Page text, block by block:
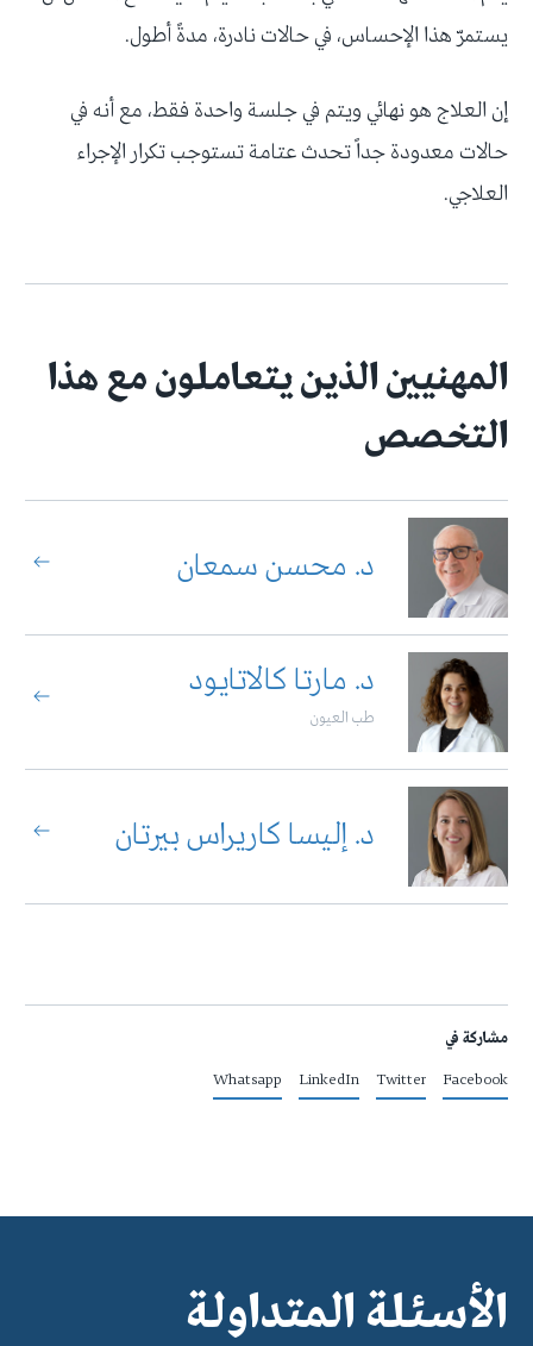
يستمرّ هذا الإحساس، في حالات نادرة، مدةً أطول.
إن العلاج هو نهائي ويتم في جلسة واحدة فقط، مع أنه في
حالات معدودة جداً تحدث عتامة تستوجب تكرار الإجراء
العلاجي.
المهنيين الذين يتعاملون مع هذا
التخصص
د. محسن سمعان
د. مارتا كالاتايود
طب العيون
د. إليسا كاريراس بيرتان
مشاركة في
Facebook
Twitter
LinkedIn
Whatsapp
الأسئلة المتداولة